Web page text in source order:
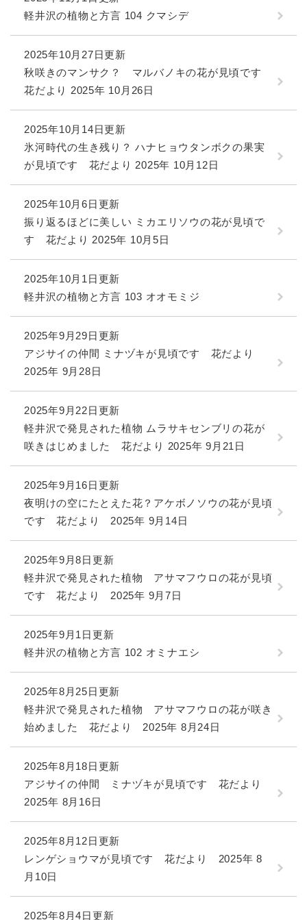
軽井沢の植物と方言 104 クマシデ
2025年10月27日更新
秋咲きのマンサク？ マルバノキの花が見頃です
花だより 2025年 10月26日
2025年10月14日更新
氷河時代の生き残り？ ハナヒョウタンボクの果実
が見頃です 花だより 2025年 10月12日
2025年10月6日更新
振り返るほどに美しい ミカエリソウの花が見頃で
す 花だより 2025年 10月5日
2025年10月1日更新
軽井沢の植物と方言 103 オオモミジ
2025年9月29日更新
アジサイの仲間 ミナヅキが見頃です 花だより
2025年 9月28日
2025年9月22日更新
軽井沢で発見された植物 ムラサキセンブリの花が
咲きはじめました 花だより 2025年 9月21日
2025年9月16日更新
夜明けの空にたとえた花？アケボノソウの花が見頃
です 花だより 2025年 9月14日
2025年9月8日更新
軽井沢で発見された植物 アサマフウロの花が見頃
です 花だより 2025年 9月7日
2025年9月1日更新
軽井沢の植物と方言 102 オミナエシ
2025年8月25日更新
軽井沢で発見された植物 アサマフウロの花が咲き
始めました 花だより 2025年 8月24日
2025年8月18日更新
アジサイの仲間 ミナヅキが見頃です 花だより
2025年 8月16日
2025年8月12日更新
レンゲショウマが見頃です 花だより 2025年 8
月10日
2025年8月4日更新